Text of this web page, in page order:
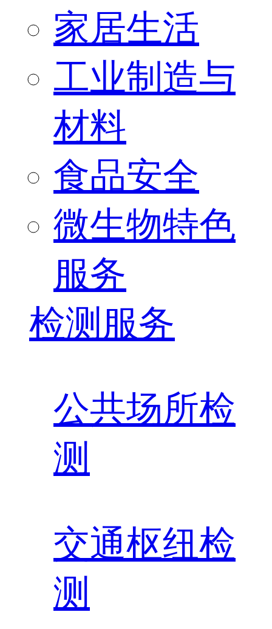
家居生活
工业制造与
材料
食品安全
微生物特色
服务
检测服务
公共场所检
测
交通枢纽检
测